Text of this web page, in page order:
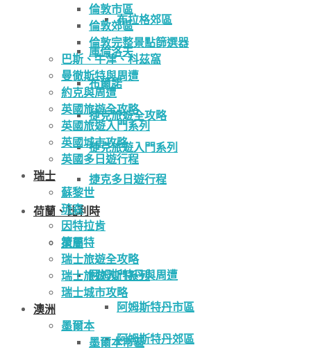
布拉格郊區
庫倫洛夫
布爾諾
捷克旅遊全攻略
捷克旅遊入門系列
捷克多日遊行程
荷蘭、比利時
荷蘭
阿姆斯特丹與周遭
阿姆斯特丹市區
阿姆斯特丹郊區
倫敦市區
倫敦郊區
倫敦完整景點篩選器
巴斯、牛津、科茲窩
曼徹斯特與周遭
約克與周遭
英國旅遊全攻略
英國旅遊入門系列
英國城市攻略
英國多日遊行程
瑞士
蘇黎世
琉森
因特拉肯
策馬特
瑞士旅遊全攻略
瑞士旅遊入門系列
瑞士城市攻略
澳洲
墨爾本
墨爾本市區